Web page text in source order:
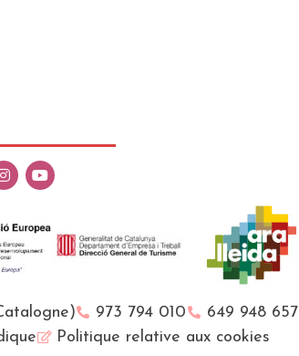
973 794 010 649 948 657
Politique relative aux cookies